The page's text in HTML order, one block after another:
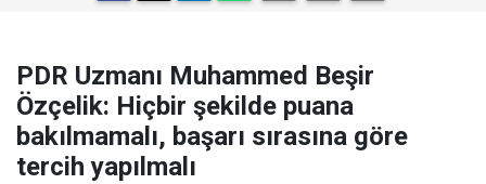
PDR Uzmanı Muhammed Beşir
Özçelik: Hiçbir şekilde puana
bakılmamalı, başarı sırasına göre
tercih yapılmalı